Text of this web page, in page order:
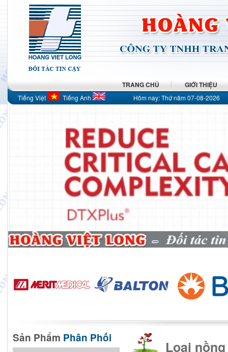
TRANG CHỦ GIỚI THIỆU
Tiếng Việt Tiếng Anh Hôm nay:Thứ năm 07-08-2026
Sản Phẩm Phân Phối
Loại